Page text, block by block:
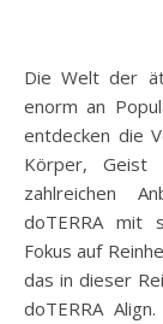
Die Welt der ätherischen Öle hat in den letzten Jahren
enorm an
entdecken die
Körper, Geist
zahlreichen
doTERRA mit
Fokus auf
das in dieser
doTERRA